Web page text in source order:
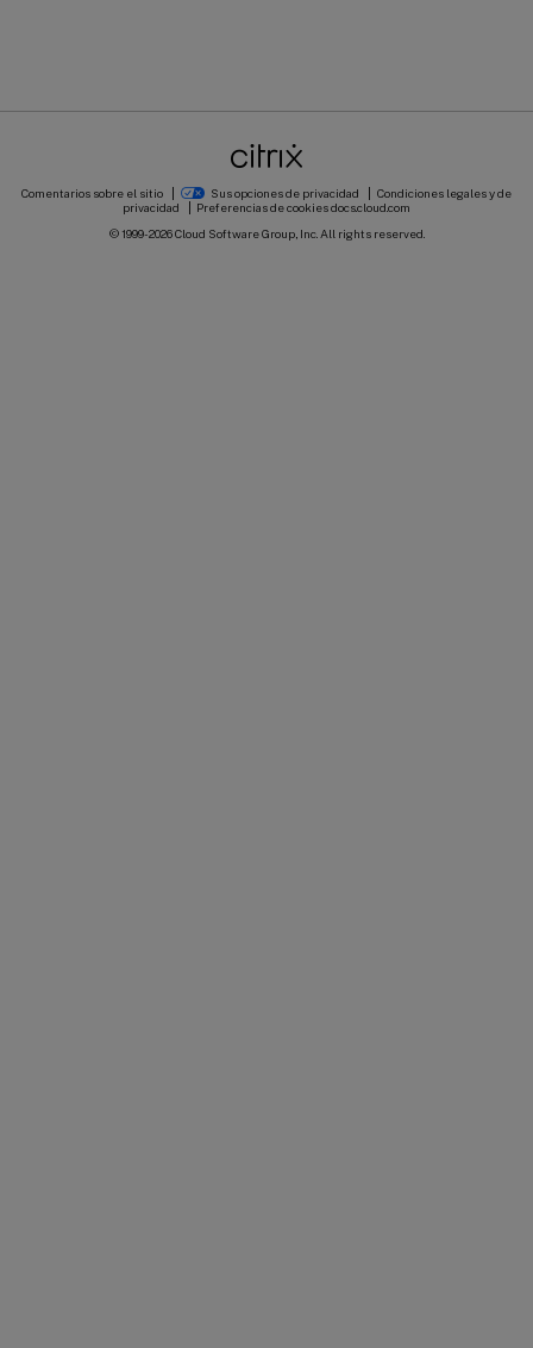
Comentarios sobre el sitio Sus opciones de privacidad
Condiciones legales y de
privacidad
Preferencias de cookiesdocs.cloud.com
© 1999-2026Cloud Software Group, Inc. All rights reserved.